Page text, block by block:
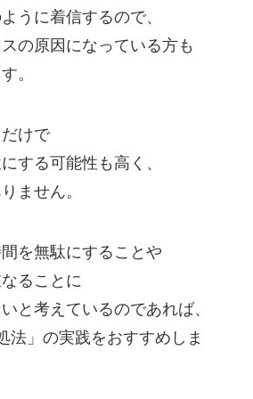
うに着信するので、
の原因になっている方も
。
けで
する可能性も高く、
ません。
を無駄にすることや
ることに
と考えているのであれば、
法」の実践をおすすめしま